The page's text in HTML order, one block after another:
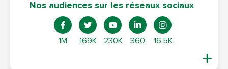
Nos audiences sur les réseaux sociaux
1M 169K 230K 360 16,5K